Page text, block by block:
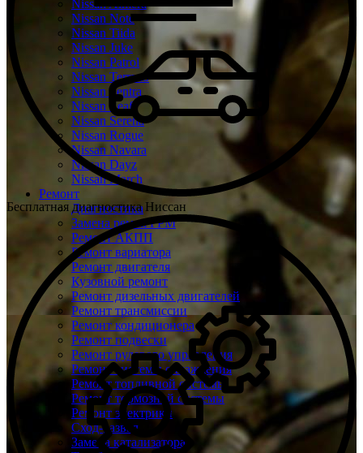
Nissan Almera
Nissan Note
Nissan Tiida
Nissan Juke
Nissan Patrol
Nissan Terrano
Nissan Sentra
Nissan Leaf
Nissan Serena
Nissan Rogue
Nissan Navara
Nissan Dayz
Nissan March
Ремонт
Диагностика
Замена ремня ГРМ
Ремонт АКПП
Ремонт вариатора
Ремонт двигателя
Кузовной ремонт
Ремонт дизельных двигателей
Ремонт трансмиссии
Ремонт кондиционера
Ремонт подвески
Ремонт рулевого управления
Ремонт системы охлаждения
Ремонт топливной системы
Ремонт тормозной системы
Ремонт электрики
Сход-развал
Замена катализатора
Бесплатная диагностика Ниссан